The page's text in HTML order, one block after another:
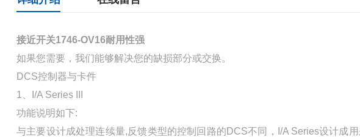
接近开关1746-OV16耐用性强
如果您需要，我们能够解决您的缺损部分或交换。
DCS控制器与卡件
1、I/A Series III
功能说明如下:
与主要设计成处理连续量,反馈类型的控制回路的DCS不同，I/A Series设计成